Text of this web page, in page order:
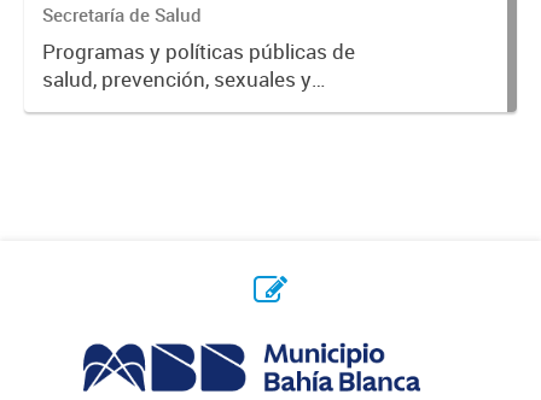
Secretaría de Salud
Programas y políticas públicas de
salud, prevención, sexuales y
reproductivas.